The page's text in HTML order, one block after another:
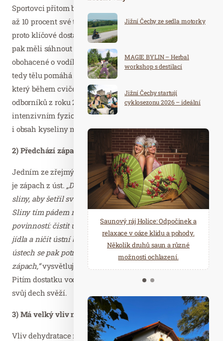
Sportovci přitom během svého výkonu běžně „vypotí“ 6
až 10 procent své tělesné vody. Pro fyzicky aktivní lidi je
proto klíčové dostatečně pít i během cvičení. Ideálně by
pak měli sáhnout po takzvané vodíkové vodě, tedy vodě
obohacené o vodík. Ta působí jako silný antioxidant, a
tedy tělu pomáhá vypořádat se s oxidativním stresem,
který během cvičení vzniká. Podle studie japonských
odborníků z roku 2012 rovněž pití vodíkové vody před
intenzivním fyzickým výkonem snižuje svalovou únavu
i obsah kyseliny mléčné v krvi.
2) Předchází zápachu z úst
Jedním ze zřejmých symptomů dehydratace organismu
je zápach z úst. „Dehydrovaný organismus přestává tvořit
sliny, aby šetřil své zásoby vody, a ústa tak vysychají.
Sliny tím pádem nemohou plnit jednu ze svých hlavních
povinností: čistit ústní dutinu, oplachovat ji od zbytků
jídla a ničit ústní bakterie. V takto ‚neudržovaných‘
ústech se pak potrava rozkládá a způsobuje nepříjemný
zápach,“vysvětluje Michal Osina ze společnosti FitVoda.
Pitím dostatku vody tím pádem udržíte svá ústa čistá a
svůj dech svěží.
3) Má velký vliv na funkci mozku i energii
Vliv dehydratace na naši energii, náladu i výkon našeho
Jižní Čechy ze sedla motorky
MAGIE BYLIN – Herbal
workshop s destilací
Jižní Čechy startují
cyklosezonu 2026 – ideální
Saunový ráj Holice: Odpočinek a
relaxace v oáze klidu a pohody.
Několik druhů saun a různé
možnosti ochlazení.
Spa Hotel Děvín: Odpočiňte si od
starostí všedních dnů a přijeďte
načerpat novou energii do
Mariánských Lázní.